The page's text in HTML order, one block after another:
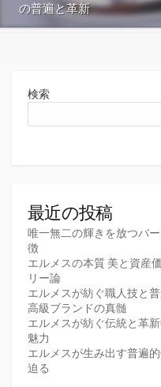
の普遍と革新
検索
最近の投稿
唯一無二の輝きを放つバ
徴
エルメスの本質 美と資産
リー論
エルメスが紡ぐ職人技と
高級ブランドの真髄
エルメスが紡ぐ伝統と革
魅力
エルメスが生み出す普遍
迫る